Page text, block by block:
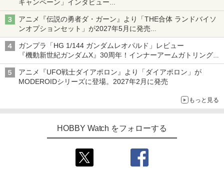
キャンペーン」インタビュー
子どもが楽しめるかっぱ寿司ならではの体験とコラボの楽しさを
追求
アニメ『伝説の勇者ダ・ガーン』より「THE合体 ランドバイソ
ンオプションセット」が2027年5月に発売
「THE合体ランドバイソン」と連動するオプションパーツセット
ガンプラ「HG 1/144 ガンダムレオパルド」レビュー
『機動新世紀ガンダムX』30周年！インナーアームガトリングの
変形機構まで再現し最新フォーマットでキット化！
アニメ『UFO戦士ダイアポロン』より「ダイアポロン」が
MODEROIDシリーズに登場。2027年2月に発売
もっと見る
HOBBY Watch をフォローする